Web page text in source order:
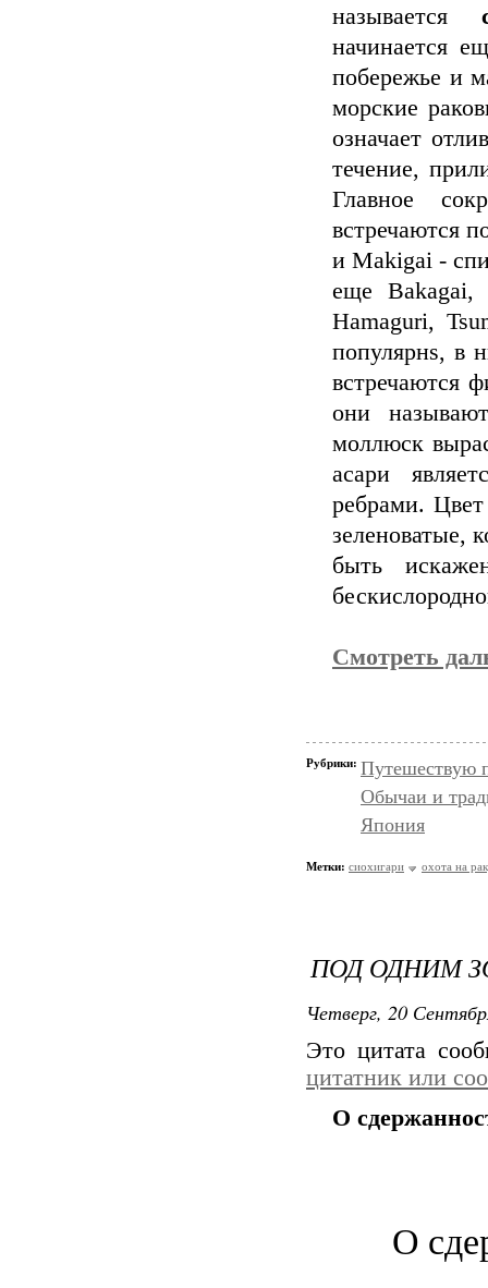
называется
начинается
побережье и
морские
означает
течение,
Главное
встречаются
и Makigai -
еще Bakagai,
Hamaguri,
популярнs, в
встречаются
они
моллюск
асари
ребрами.
зеленоватые,
быть
Смотреть
Рубрики: Путешествую
Обычаи и
Япония
Метки: сиохигари охота на
ПОД ОДНИМ
Четверг, 20
Это цитата
цитатник или
О
О